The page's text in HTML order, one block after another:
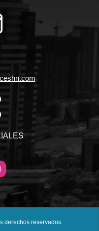
derechos reservados.